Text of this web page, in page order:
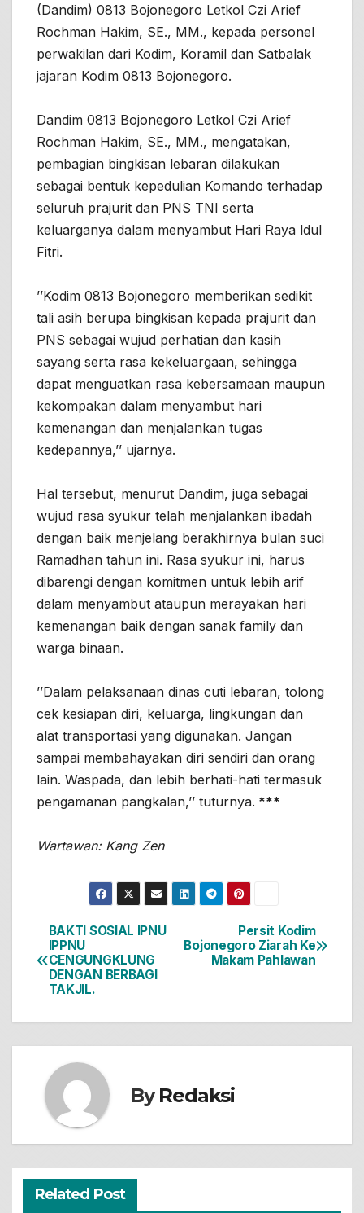
(Dandim) 0813 Bojonegoro Letkol Czi Arief
Rochman Hakim, SE., MM., kepada personel
perwakilan dari Kodim, Koramil dan Satbalak
jajaran Kodim 0813 Bojonegoro.
Dandim 0813 Bojonegoro Letkol Czi Arief
Rochman Hakim, SE., MM., mengatakan,
pembagian bingkisan lebaran dilakukan
sebagai bentuk kepedulian Komando terhadap
seluruh prajurit dan PNS TNI serta
keluarganya dalam menyambut Hari Raya ldul
Fitri.
’’Kodim 0813 Bojonegoro memberikan sedikit
tali asih berupa bingkisan kepada prajurit dan
PNS sebagai wujud perhatian dan kasih
sayang serta rasa kekeluargaan, sehingga
dapat menguatkan rasa kebersamaan maupun
kekompakan dalam menyambut hari
kemenangan dan menjalankan tugas
kedepannya,’’ ujarnya.
Hal tersebut, menurut Dandim, juga sebagai
wujud rasa syukur telah menjalankan ibadah
dengan baik menjelang berakhirnya bulan suci
Ramadhan tahun ini. Rasa syukur ini, harus
dibarengi dengan komitmen untuk lebih arif
dalam menyambut ataupun merayakan hari
kemenangan baik dengan sanak family dan
warga binaan.
’’Dalam pelaksanaan dinas cuti lebaran, tolong
cek kesiapan diri, keluarga, lingkungan dan
alat transportasi yang digunakan. Jangan
sampai membahayakan diri sendiri dan orang
lain. Waspada, dan lebih berhati-hati termasuk
pengamanan pangkalan,’’ tuturnya. ***
Wartawan: Kang Zen
Navigasi
pos
Persit Kodim
Bojonegoro Ziarah Ke
Makam Pahlawan
BAKTI SOSIAL IPNU
IPPNU
CENGUNGKLUNG
DENGAN BERBAGI
TAKJIL.
ByRedaksi
Related Post